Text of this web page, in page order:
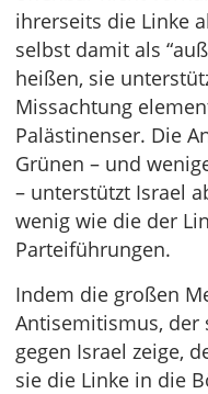
ihrerseits die Linke
selbst damit als
heißen, sie
Missachtung
Palästinenser. Die
Grünen – und
– unterstützt Israel
wenig wie die der
Parteiführungen.
Indem die großen
Antisemitismus, der
gegen Israel zeige,
sie die Linke in die